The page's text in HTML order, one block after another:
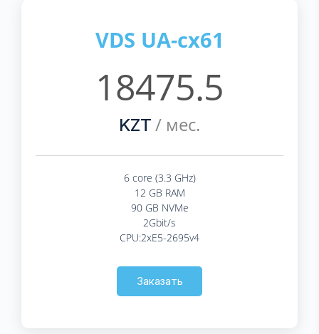
VDS UA-cx61
18475.5
KZT / мес.
6 core (3.3 GHz)
12 GB RAM
90 GB NVMe
2Gbit/s
CPU:2xE5-2695v4
Заказать